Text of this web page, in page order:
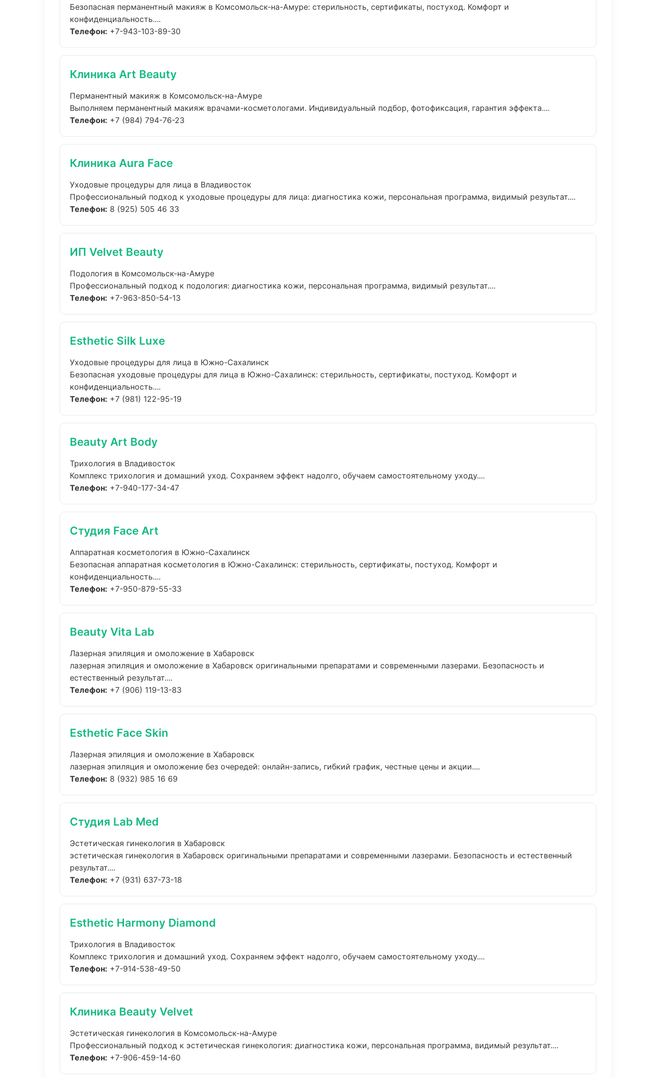
Безопасная перманентный макияж в Комсомольск-на-Амуре: стерильность, сертификаты, постуход. Комфорт и
конфиденциальность....
Телефон: +7-943-103-89-30
Клиника Art Beauty
Перманентный макияж в Комсомольск-на-Амуре
Выполняем перманентный макияж врачами-косметологами. Индивидуальный подбор, фотофиксация, гарантия эффекта....
Телефон: +7 (984) 794-76-23
Клиника Aura Face
Уходовые процедуры для лица в Владивосток
Профессиональный подход к уходовые процедуры для лица: диагностика кожи, персональная программа, видимый результат....
Телефон: 8 (925) 505 46 33
ИП Velvet Beauty
Подология в Комсомольск-на-Амуре
Профессиональный подход к подология: диагностика кожи, персональная программа, видимый результат....
Телефон: +7-963-850-54-13
Esthetic Silk Luxe
Уходовые процедуры для лица в Южно-Сахалинск
Безопасная уходовые процедуры для лица в Южно-Сахалинск: стерильность, сертификаты, постуход. Комфорт и
конфиденциальность....
Телефон: +7 (981) 122-95-19
Beauty Art Body
Трихология в Владивосток
Комплекс трихология и домашний уход. Сохраняем эффект надолго, обучаем самостоятельному уходу....
Телефон: +7-940-177-34-47
Студия Face Art
Аппаратная косметология в Южно-Сахалинск
Безопасная аппаратная косметология в Южно-Сахалинск: стерильность, сертификаты, постуход. Комфорт и
конфиденциальность....
Телефон: +7-950-879-55-33
Beauty Vita Lab
Лазерная эпиляция и омоложение в Хабаровск
лазерная эпиляция и омоложение в Хабаровск оригинальными препаратами и современными лазерами. Безопасность и
естественный результат....
Телефон: +7 (906) 119-13-83
Esthetic Face Skin
Лазерная эпиляция и омоложение в Хабаровск
лазерная эпиляция и омоложение без очередей: онлайн-запись, гибкий график, честные цены и акции....
Телефон: 8 (932) 985 16 69
Студия Lab Med
Эстетическая гинекология в Хабаровск
эстетическая гинекология в Хабаровск оригинальными препаратами и современными лазерами. Безопасность и естественный
результат....
Телефон: +7 (931) 637-73-18
Esthetic Harmony Diamond
Трихология в Владивосток
Комплекс трихология и домашний уход. Сохраняем эффект надолго, обучаем самостоятельному уходу....
Телефон: +7-914-538-49-50
Клиника Beauty Velvet
Эстетическая гинекология в Комсомольск-на-Амуре
Профессиональный подход к эстетическая гинекология: диагностика кожи, персональная программа, видимый результат....
Телефон: +7-906-459-14-60